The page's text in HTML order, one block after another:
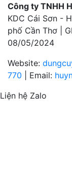
Công ty TNHH
KDC Cái Sơn -
phố Cần Thơ |
08/05/2024
Website:
770 | Email:
Liện hệ Zalo